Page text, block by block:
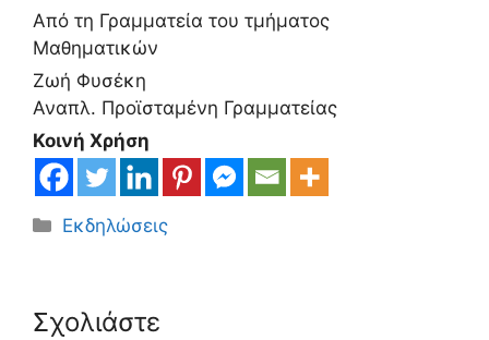
Από τη Γραμματεία του τμήματος
Μαθηματικών
Ζωή Φυσέκη
Αναπλ. Προϊσταμένη Γραμματείας
Κοινή Χρήση
Κατηγορίες
Εκδηλώσεις
Σχολιάστε